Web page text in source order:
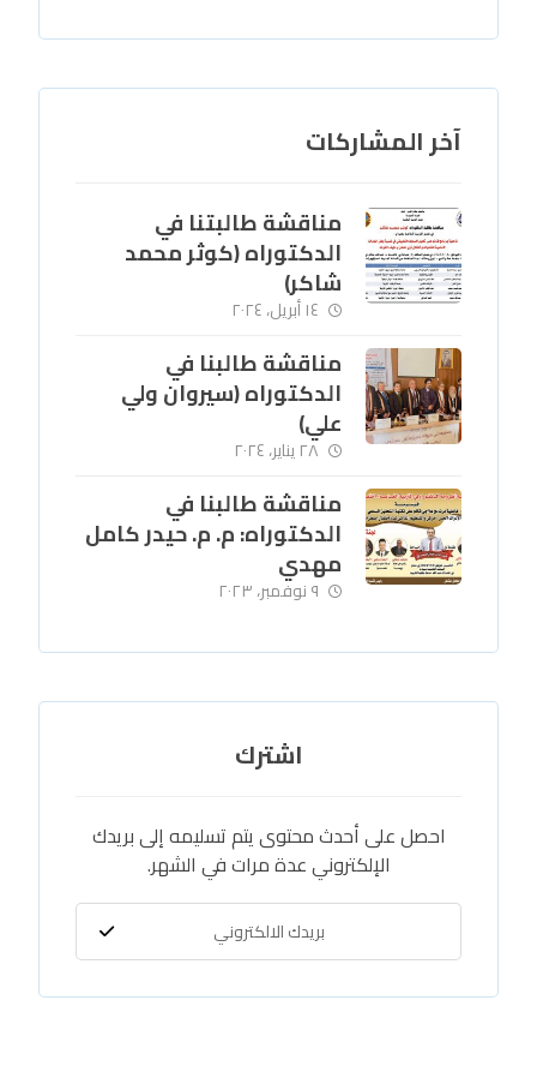
آخر المشاركات
مناقشة طالبتنا في
الدكتوراه (كوثر محمد
شاكر)
١٤ أبريل، ٢٠٢٤
مناقشة طالبنا في
الدكتوراه (سيروان ولي
علي)
٢٨ يناير، ٢٠٢٤
مناقشة طالبنا في
الدكتوراه: م. م. حيدر كامل
مهدي
٩ نوفمبر، ٢٠٢٣
اشترك
احصل على أحدث محتوى يتم تسليمه إلى بريدك
الإلكتروني عدة مرات في الشهر.